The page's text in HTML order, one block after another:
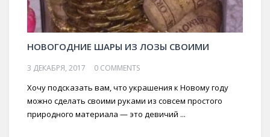
НОВОГОДНИЕ ШАРЫ ИЗ ЛОЗЫ СВОИМИ
3 ДЕКАБРЯ, 2017 0 COMMENTS
Хочу подсказать вам, что украшения к Новому году
можно сделать своими руками из совсем простого
природного материала — это девичий ...